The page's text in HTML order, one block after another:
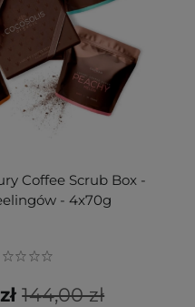
Coffee Scrub Box -
- 4x70g
144,00 zł